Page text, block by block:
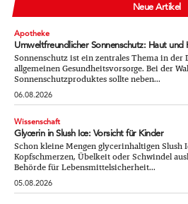
Neue Artikel
Apotheke
Umweltfreundlicher Sonnenschutz: Haut und
Sonnenschutz ist ein zentrales Thema in der
allgemeinen Gesundheitsvorsorge. Bei der
Sonnenschutzproduktes sollte neben...
06.08.2026
Wissenschaft
Glycerin in Slush Ice: Vorsicht für Kinder
Schon kleine Mengen glycerinhaltigen Slush
Kopfschmerzen, Übelkeit oder Schwindel
Behörde für Lebensmittelsicherheit...
05.08.2026